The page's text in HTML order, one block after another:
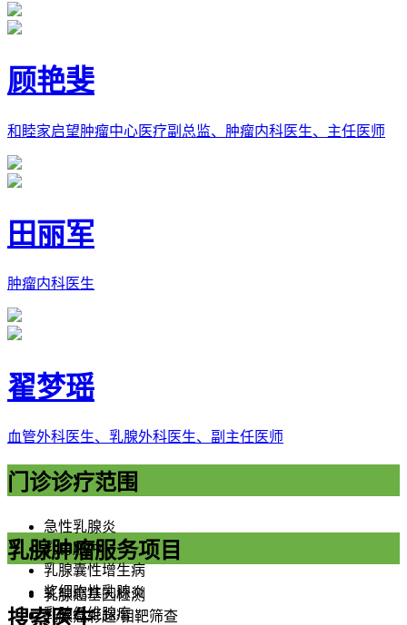
顾艳斐
和睦家启望肿瘤中心医疗副总监、肿瘤内科医生、主任医师
田丽军
肿瘤内科医生
翟梦瑶
血管外科医生、乳腺外科医生、副主任医师
门诊诊疗范围
急性乳腺炎
乳房脓肿
乳腺囊性增生病
浆细胞性乳腺炎
乳腺纤维腺瘤
乳腺肿瘤服务项目
乳腺癌基因检测
乳腺癌彩超/钼靶筛查
搜索医生